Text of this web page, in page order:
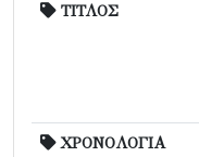
ΤΙΤΛΟΣ
ΧΡΟΝΟΛΟΓΙΑ